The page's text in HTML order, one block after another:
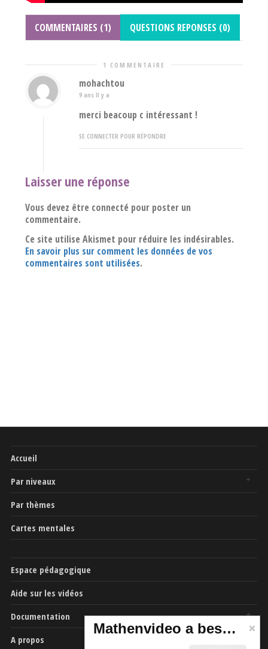
COMMENTAIRES (1) QUESTIONS REPONSES (0)
1 COMMENTAIRE
mohachtou
9 ans Il y a
merci beacoup c intéressant !
SE CONNECTER POUR RÉPONDRE
Laisser une réponse
Vous devez être connecté pour poster un
commentaire.
Ce site utilise Akismet pour réduire les indésirables.
En savoir plus sur comment les données de vos
commentaires sont utilisées.
Accueil
Par niveaux
Par thèmes
Cartes mentales
Espace pédagogique
Aide sur les vidéos
Documentation
A propos
Mathenvideo a besoin de vous